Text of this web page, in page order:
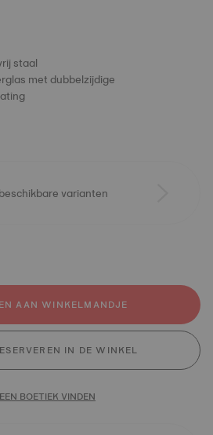
staal
met dubbelzijdige
varianten
AAN WINKELMANDJE
IN DE WINKEL
EEN BOETIEK VINDEN